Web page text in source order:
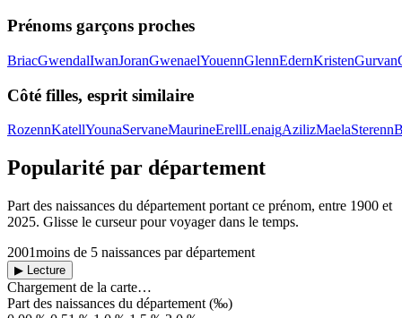
Prénoms garçons proches
BriacGwendalIwanJoranGwenaelYouennGlennEdernKristenGurvan
Côté filles, esprit similaire
RozennKatellYounaServaneMaurineErellLenaigAzilizMaelaSterenn
Popularité par département
Part des naissances du département portant ce prénom, entre 1900 et
2025. Glisse le curseur pour voyager dans le temps.
2001moins de 5 naissances par département
▶ Lecture
Chargement de la carte…
Part des naissances du département (‰)